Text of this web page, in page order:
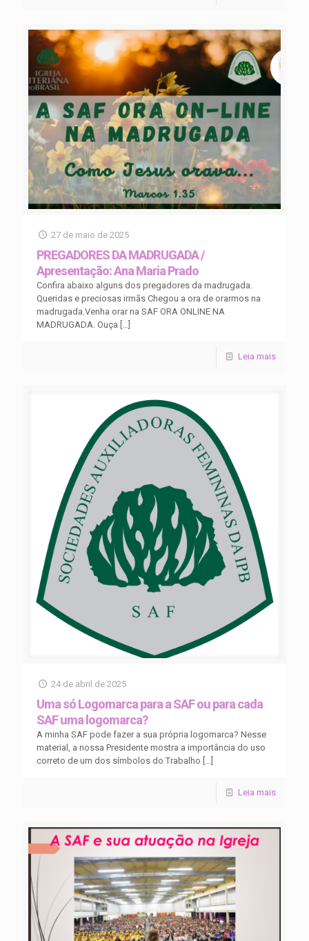
27 de maio de 2025
PREGADORES DA MADRUGADA /
Apresentação: Ana Maria Prado
Confira abaixo alguns dos pregadores da madrugada.
Queridas e preciosas irmãs Chegou a ora de orarmos na
madrugada.Venha orar na SAF ORA ONLINE NA
MADRUGADA. Ouça
Leia mais
24 de abril de 2025
Uma só Logomarca para a SAF ou para cada
SAF uma logomarca?
A minha SAF pode fazer a sua própria logomarca? Nesse
material, a nossa Presidente mostra a importância do uso
correto de um dos símbolos do Trabalho […]
Leia mais